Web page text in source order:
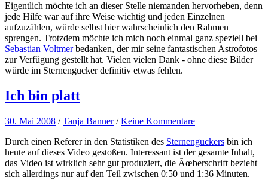
Eigentlich möchte ich an dieser Stelle niemanden hervorheben, denn
jede Hilfe war auf ihre Weise wichtig und jeden Einzelnen
aufzuzählen, würde selbst hier wahrscheinlich den Rahmen
sprengen. Trotzdem möchte ich mich noch einmal ganz speziell bei
Sebastian Voltmerbedanken, der mir seine fantastischen Astrofotos
zur Verfügung gestellt hat. Vielen vielen Dank - ohne diese Bilder
würde im Sternengucker definitiv etwas fehlen.
Ich bin platt
30. Mai 2008 /Tanja Banner /Keine Kommentare
Durch einen Referer in den Statistiken des Sternenguckers bin ich
heute auf dieses Video gestoßen. Interessant ist der gesamte Inhalt,
das Video ist wirklich sehr gut produziert, die Ãœberschrift bezieht
sich allerdings nur auf den Teil zwischen 0:50 und 1:36 Minuten.